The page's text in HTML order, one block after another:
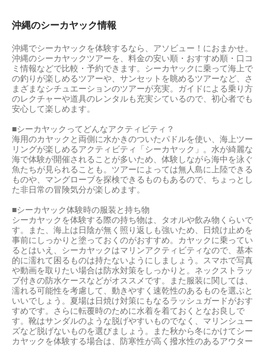
沖縄のシーカヤック情報
沖縄でシーカヤックを体験するなら、アソビュー！におまかせ。
沖縄のシーカヤックツアーを、料金の安い順・おすすめ順・口コ
ミ情報などで比較・予約できます。シーカヤックに乗って海上で
の釣りが楽しめるツアーや、サンセットを眺めるツアーなど、さ
まざまなシチュエーションのツアーが充実。ガイドによる乗り方
のレクチャーや道具のレンタルも充実シているので、初心者でも
安心して楽しめます。
■シーカヤックってどんなアクティビティ？
海用のカヤックと両側に水かきのついたパドルを使い、海上ツー
リングが楽しめるアクティビティ「シーカヤック」。水が綺麗な
海で体験が開催されることが多いため、体験しながら海中を泳ぐ
魚たちが見られることも。ツアーによっては無人島に上陸できる
ものや、マングローブを探検できるものもあるので、ちょっとし
た非日常の冒険気分が楽しめます。
■シーカヤック体験時の服装と持ち物
シーカヤックを体験する際の持ち物は、タオルや飲み物くらいで
す。また、海上は日陰が無く照り返しも強いため、日焼け止めを
事前にしっかりと塗っておくのがおすすめ。カヤックに乗ってい
るとはいえ、シーカヤックはマリンアクティビティなので、基本
的に濡れて困るものは持たないようにしましょう。スマホで写真
や動画を取りたい場合は防水対策をしっかりと。ネックストラッ
プ付きの防水ケースなどがオススメです。また服装に関しては、
濡れる可能性を考慮して、動きやすく速乾性のあるものを選ぶと
いいでしょう。夏場は日焼け対策にもなるラッシュガードがおす
すめです。さらに転覆時のために水着を着ておくとなお良しで
す。靴はサンダルのような脱げやすいものでなく、マリンシュー
ズなど脱げないものを選びましょう。また秋から冬にかけてシー
カヤックを体験する場合は、防寒性が高く撥水性のあるアウター